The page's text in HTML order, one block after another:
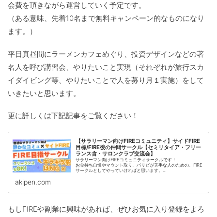
会費を頂きながら運営していく予定です。
（ある意味、先着10名まで無料キャンペーン的なものになり
ます。）
平日真昼間にラーメンカフェめぐり、投資デザインなどの著
名人を呼び講習会、やりたいこと実現（それぞれが旅行スカ
イダイビング等、やりたいことで人を募り月１実施）をして
いきたいと思います。
更に詳しくは下記記事をご覧ください！
【サラリーマン向けFIREコミュニティ】サイドFIRE
目標/FIRE後の仲間サークル【セミリタイア・フリー
ランス含・サロンクラブ交流会】
サラリーマン向けFIREコミュニティサークルです！
お金持ち自慢やマウント取り、パリピが苦手な人のための、FIRE
サークルとしてやっていければと思います。
・「パリピなどギラギラした人やビジネスでの繋がりが、苦手な
す。
akipen.com
もしFIREや副業に興味があれば、ぜひお気に入り登録をよろ